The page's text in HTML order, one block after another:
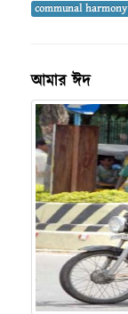
communal harmony
আমার ঈদ